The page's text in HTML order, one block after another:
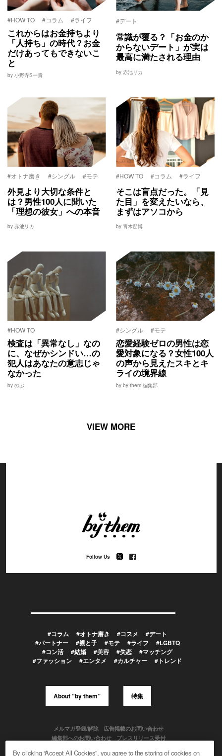
#HOW TO #コラム #ライフ
これからはお金持ちより
「人持ち」の時代？お金
だけあってもできないこ
と
by 小野寺S一貴
#デート
常識が覆る？「お金のか
からないデート」が実は
最高に満たされる理由
by 赤池リカ
#オトナ磨き #シングル #モテ
外見より大切な条件と
は？男性100人に聞いた
「理想の彼女」への本音
by 赤池リカ
#HOW TO #コラム #ライフ
そこは盲点だった。「見
た目」を変えたいなら、
まずはアソコから
by 青木朋博
#HOW TO
検査は「異常なし」なの
に、なぜかシンドい…の
犯人はあなたの意志じゃ
なかった
by のぶ
#シングル #モテ
恋愛経験ゼロの男性は恋
愛対象になる？女性100人
の声から見えたスキとキ
ライの境界線
by by them 編集部
VIEW MORE
Follow Us
#コラム #オトナ磨き #コスメ
#デート
#パートナー
#親と子 #モテ #ライフ
#LGBTQ
#コン活
#結婚 #美容 #失恋
#マッチング
#ファッション
#エンタメ #カルチャー #トレンド
About “by them” 特集
メルマガ登録/解除
広告掲載のお問い合わせ
編集部へのお問い合わせ
プレスリリース受付
By clicking “Accept All Cookies”, you agree to the storing of cookies on